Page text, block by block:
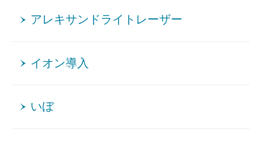
アレキサンドライトレーザー
イオン導入
いぼ